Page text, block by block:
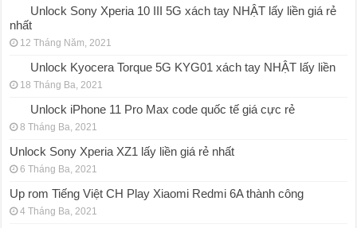
Unlock Sony Xperia 10 III 5G xách tay NHẬT lấy liền giá rẻ
nhất
12 Tháng Năm, 2021
Unlock Kyocera Torque 5G KYG01 xách tay NHẬT lấy liền
18 Tháng Ba, 2021
Unlock iPhone 11 Pro Max code quốc tế giá cực rẻ
8 Tháng Ba, 2021
Unlock Sony Xperia XZ1 lấy liền giá rẻ nhất
6 Tháng Ba, 2021
Up rom Tiếng Việt CH Play Xiaomi Redmi 6A thành công
4 Tháng Ba, 2021